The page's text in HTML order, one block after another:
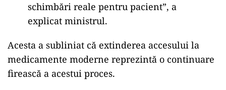
schimbări reale pentru pacient”, a
explicat ministrul.
Acesta a subliniat că extinderea accesului la
medicamente moderne reprezintă o continuare
firească a acestui proces.